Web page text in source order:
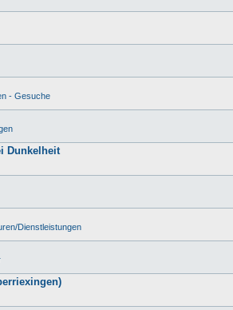
- Gesuche
Dunkelheit
Dienstleistungen